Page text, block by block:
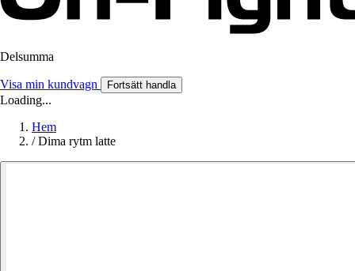
Delsumma
Visa min kundvagn Fortsätt handla
Loading...
Hem
/ Dima rytm latte